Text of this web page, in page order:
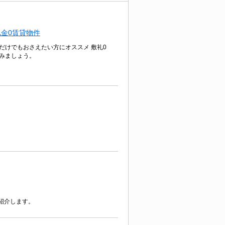
0賃貸物件
けでもおさえたい方にオススメ 敷礼0
ましょう。
します。